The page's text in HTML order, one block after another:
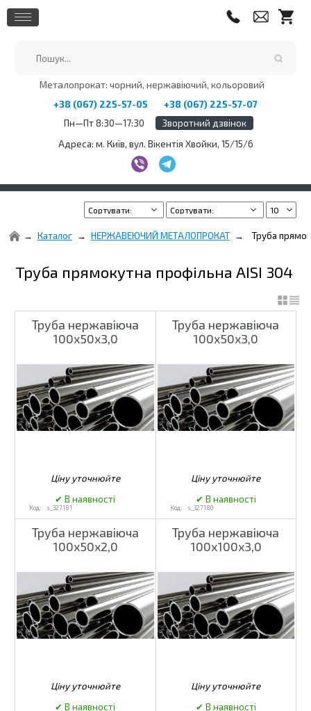
Металопрокат: чорний, нержавіючий, кольоровий
+38 (067) 225-57-05
+38 (067) 225-57-07
Пн—Пт 8:30—17:30
Зворотний дзвінок
Адреса: м. Київ, вул. Вікентія Хвойки, 15/15/6
Каталог НЕРЖАВЕЮЧИЙ МЕТАЛОПРОКАТ Труба
Труба прямокутна профільна AISI 304
Труба нержавіюча
100х50х3,0
s_327181
Труба нержавіюча
100х50х3,0
s_327180
Труба нержавіюча
100х50х2,0
Труба нержавіюча
100х100х3,0